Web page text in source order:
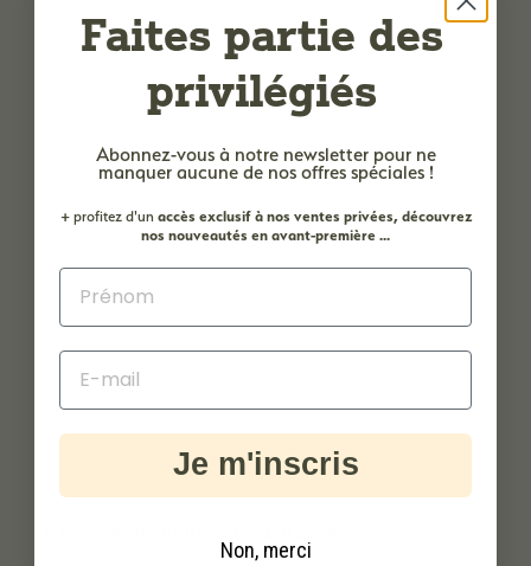
Faites partie des
privilégiés
Abonnez-vous à notre newsletter pour ne
manquer aucune de nos offres spéciales !
+ profitez d'un accès exclusif à nos ventes privées, découvrez
nos nouveautés en avant-première ...
Je m'inscris
Non, merci